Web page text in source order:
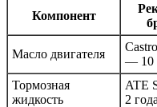
Компонент
Масло двигателя
— 10
Тормозная
жидкость
ATE
2 года